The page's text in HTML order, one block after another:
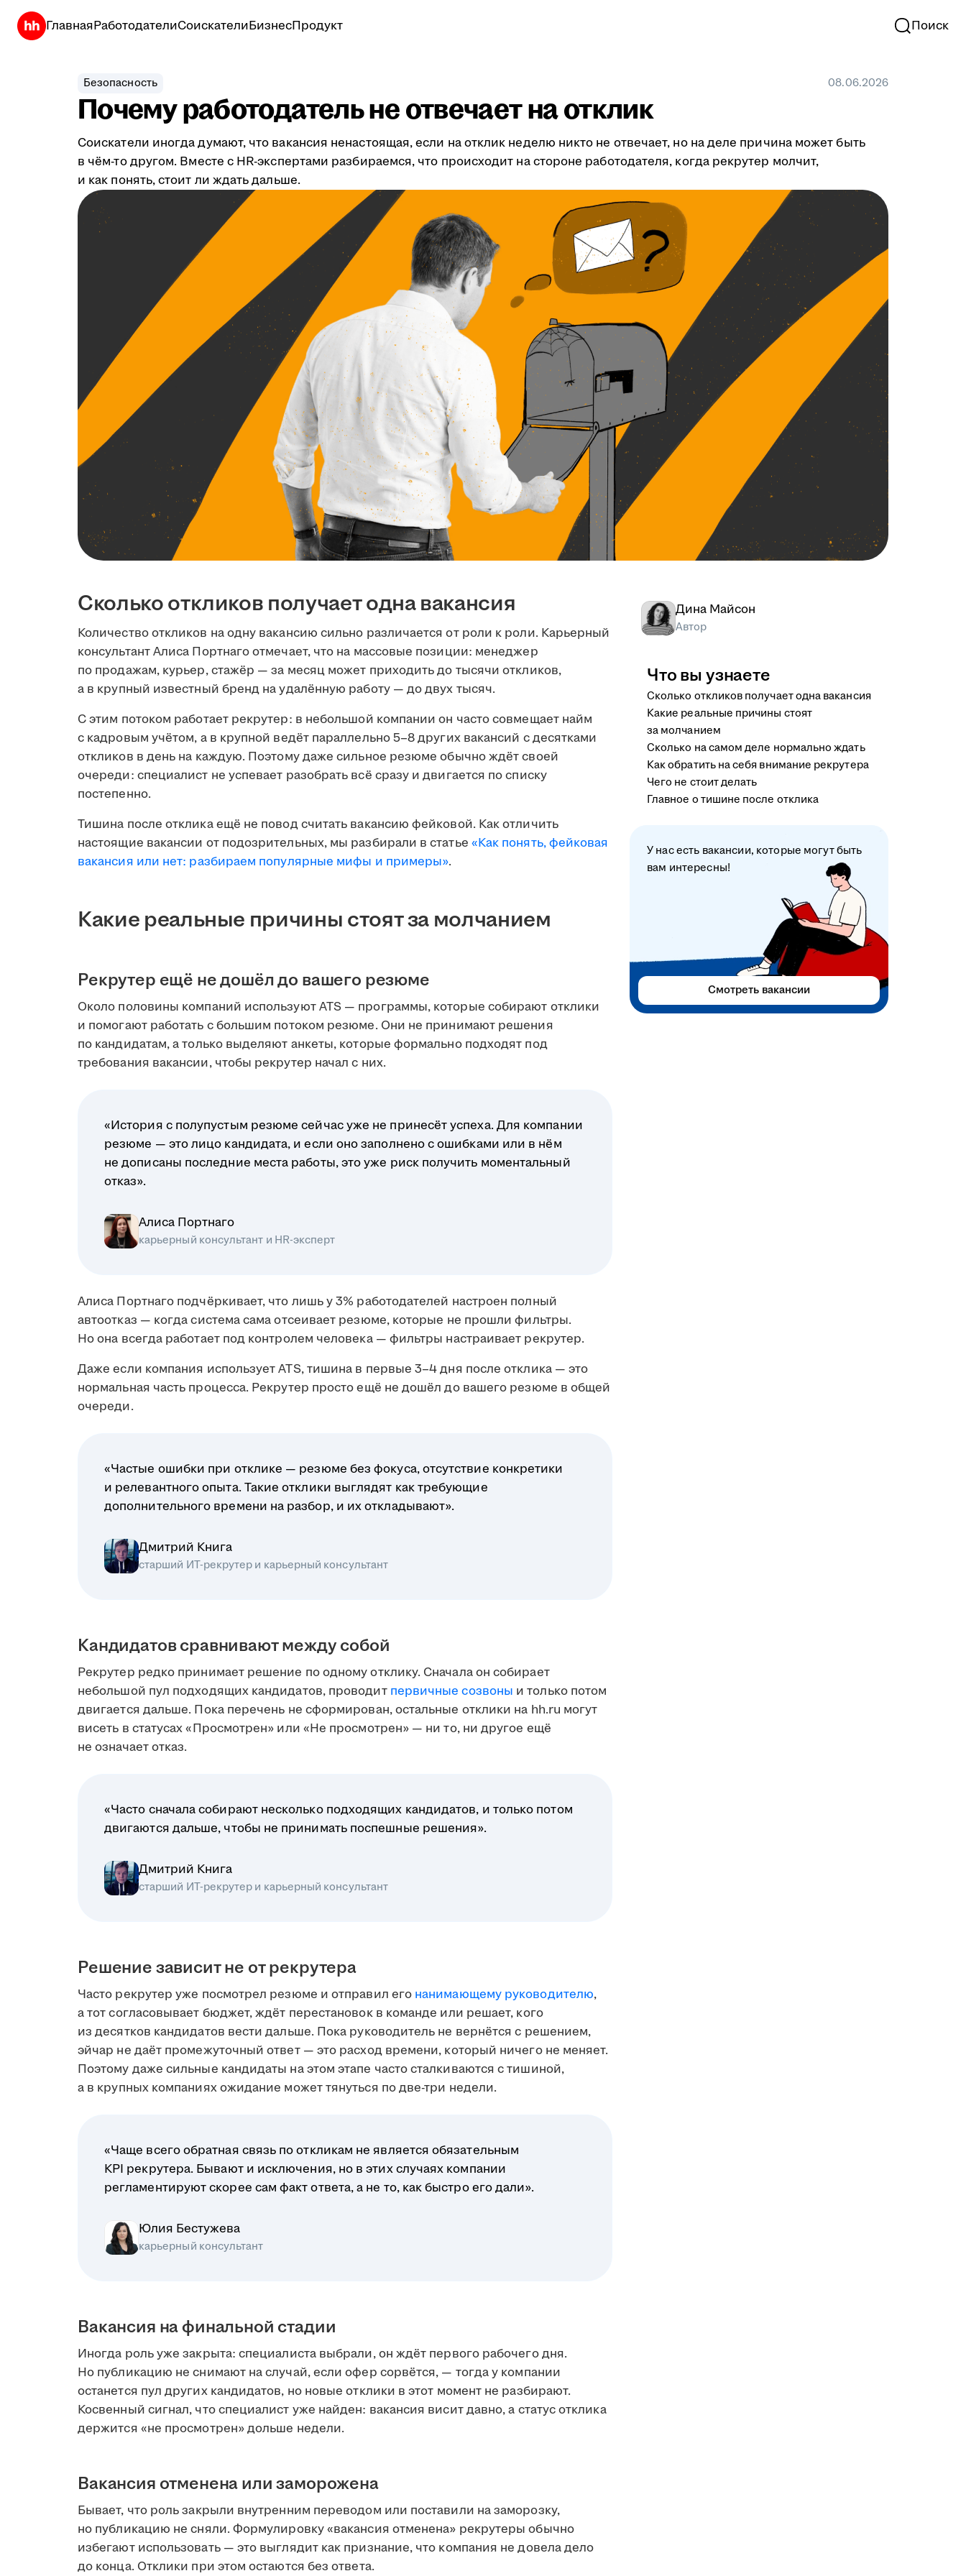
ГлавнаяРаботодателиСоискателиБизнесПродукт Поиск
Безопасность 08.06.2026
Почему работодатель не отвечает на отклик
Соискатели иногда думают, что вакансия ненастоящая, если на отклик неделю никто не отвечает, но на деле причина может быть
в чём-то другом. Вместе с HR-экспертами разбираемся, что происходит на стороне работодателя, когда рекрутер молчит,
и как понять, стоит ли ждать дальше.
Сколько откликов получает одна вакансия
Количество откликов на одну вакансию сильно различается от роли к роли. Карьерный
консультант Алиса Портнаго отмечает, что на массовые позиции: менеджер
по продажам, курьер, стажёр — за месяц может приходить до тысячи откликов,
а в крупный известный бренд на удалённую работу — до двух тысяч.
С этим потоком работает рекрутер: в небольшой компании он часто совмещает найм
с кадровым учётом, а в крупной ведёт параллельно 5–8 других вакансий с десятками
откликов в день на каждую. Поэтому даже сильное резюме обычно ждёт своей
очереди: специалист не успевает разобрать всё сразу и двигается по списку
постепенно.
Тишина после отклика ещё не повод считать вакансию фейковой. Как отличить
настоящие вакансии от подозрительных, мы разбирали в статье «Как понять, фейковая
вакансия или нет: разбираем популярные мифы и примеры».
Какие реальные причины стоят за молчанием
Рекрутер ещё не дошёл до вашего резюме
Около половины компаний используют ATS — программы, которые собирают отклики
и помогают работать с большим потоком резюме. Они не принимают решения
по кандидатам, а только выделяют анкеты, которые формально подходят под
требования вакансии, чтобы рекрутер начал с них.
«История с полупустым резюме сейчас уже не принесёт успеха. Для компании
резюме — это лицо кандидата, и если оно заполнено с ошибками или в нём
не дописаны последние места работы, это уже риск получить моментальный
отказ».
Алиса Портнаго
карьерный консультант и HR-эксперт
Алиса Портнаго подчёркивает, что лишь у 3% работодателей настроен полный
автоотказ — когда система сама отсеивает резюме, которые не прошли фильтры.
Но она всегда работает под контролем человека — фильтры настраивает рекрутер.
Даже если компания использует ATS, тишина в первые 3–4 дня после отклика — это
нормальная часть процесса. Рекрутер просто ещё не дошёл до вашего резюме в общей
очереди.
«Частые ошибки при отклике — резюме без фокуса, отсутствие конкретики
и релевантного опыта. Такие отклики выглядят как требующие
дополнительного времени на разбор, и их откладывают».
Дмитрий Книга
старший ИТ-рекрутер и карьерный консультант
Кандидатов сравнивают между собой
Рекрутер редко принимает решение по одному отклику. Сначала он собирает
небольшой пул подходящих кандидатов, проводит первичные созвоны и только потом
двигается дальше. Пока перечень не сформирован, остальные отклики на hh.ru могут
висеть в статусах «Просмотрен» или «Не просмотрен» — ни то, ни другое ещё
не означает отказ.
«Часто сначала собирают несколько подходящих кандидатов, и только потом
двигаются дальше, чтобы не принимать поспешные решения».
Дмитрий Книга
старший ИТ-рекрутер и карьерный консультант
Решение зависит не от рекрутера
Часто рекрутер уже посмотрел резюме и отправил его нанимающему руководителю,
а тот согласовывает бюджет, ждёт перестановок в команде или решает, кого
из десятков кандидатов вести дальше. Пока руководитель не вернётся с решением,
эйчар не даёт промежуточный ответ — это расход времени, который ничего не меняет.
Поэтому даже сильные кандидаты на этом этапе часто сталкиваются с тишиной,
а в крупных компаниях ожидание может тянуться по две-три недели.
«Чаще всего обратная связь по откликам не является обязательным
KPI рекрутера. Бывают и исключения, но в этих случаях компании
регламентируют скорее сам факт ответа, а не то, как быстро его дали».
Юлия Бестужева
карьерный консультант
Вакансия на финальной стадии
Иногда роль уже закрыта: специалиста выбрали, он ждёт первого рабочего дня.
Но публикацию не снимают на случай, если офер сорвётся, — тогда у компании
останется пул других кандидатов, но новые отклики в этот момент не разбирают.
Косвенный сигнал, что специалист уже найден: вакансия висит давно, а статус отклика
держится «не просмотрен» дольше недели.
Вакансия отменена или заморожена
Бывает, что роль закрыли внутренним переводом или поставили на заморозку,
но публикацию не сняли. Формулировку «вакансия отменена» рекрутеры обычно
избегают использовать — это выглядит как признание, что компания не довела дело
до конца. Отклики при этом остаются без ответа.
Дина Майсон
Автор
Что вы узнаете
Сколько откликов получает одна вакансия
Какие реальные причины стоят
за молчанием
Сколько на самом деле нормально ждать
Как обратить на себя внимание рекрутера
Чего не стоит делать
Главное о тишине после отклика
У нас есть вакансии, которые могут быть
вам интересны!
Смотреть вакансии